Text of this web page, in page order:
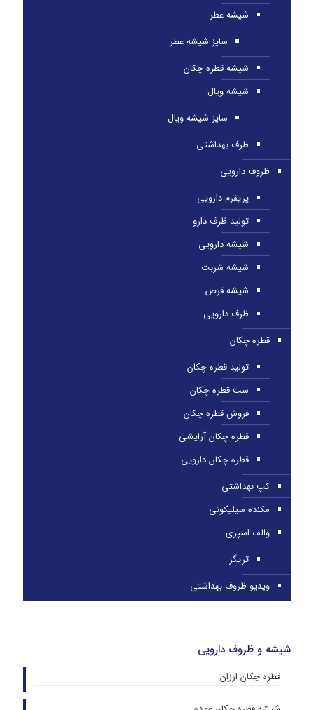
شیشه عطر
سایز شیشه عطر
شیشه قطره چکان
شیشه ویال
سایز شیشه ویال
ظرف بهداشتی
ظروف دارویی
پریفرم دارویی
تولید ظرف دارو
شیشه دارویی
شیشه شربت
شیشه قرص
ظرف دارویی
قطره چکان
تولید قطره چکان
ست قطره چکان
فروش قطره چکان
قطره چکان آرایشی
قطره چکان دارویی
کپ بهداشتی
مکنده سیلیکونی
والف اسپری
تریگر
ویدیو ظروف بهداشتی
شیشه و ظروف دارویی
قطره چکان ارزان